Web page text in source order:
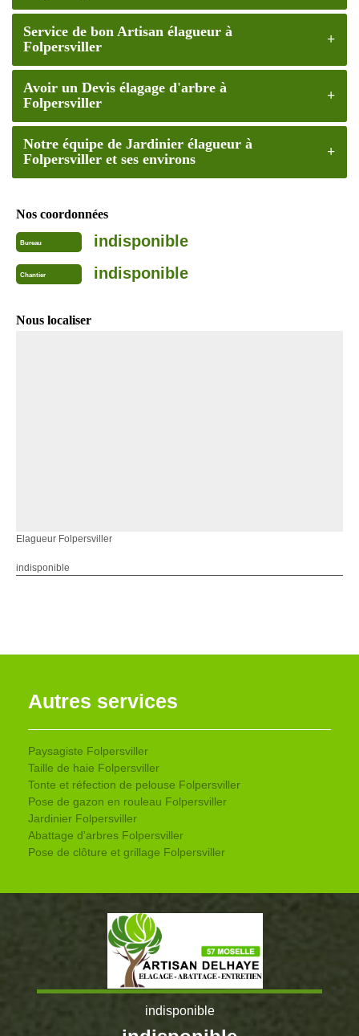
Service de bon Artisan élagueur à
Folpersviller
Avoir un Devis élagage d'arbre à
Folpersviller
Notre équipe de Jardinier élagueur à
Folpersviller et ses environs
Nos coordonnées
Bureau indisponible
Chantier indisponible
Nous localiser
Elagueur Folpersviller
indisponible
Autres services
Paysagiste Folpersviller
Taille de haie Folpersviller
Tonte et réfection de pelouse Folpersviller
Pose de gazon en rouleau Folpersviller
Jardinier Folpersviller
Abattage d'arbres Folpersviller
Pose de clôture et grillage Folpersviller
indisponible